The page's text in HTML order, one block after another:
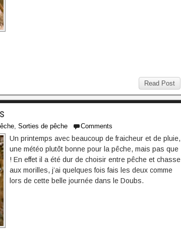
Read Post
, Sorties de pêche Comments
Un printemps avec beaucoup de fraicheur et de pluie,
une météo plutôt bonne pour la pêche, mais pas que
! En effet il a été dur de choisir entre pêche et chasse
aux morilles, j’ai quelques fois fais les deux comme
lors de cette belle journée dans le Doubs.